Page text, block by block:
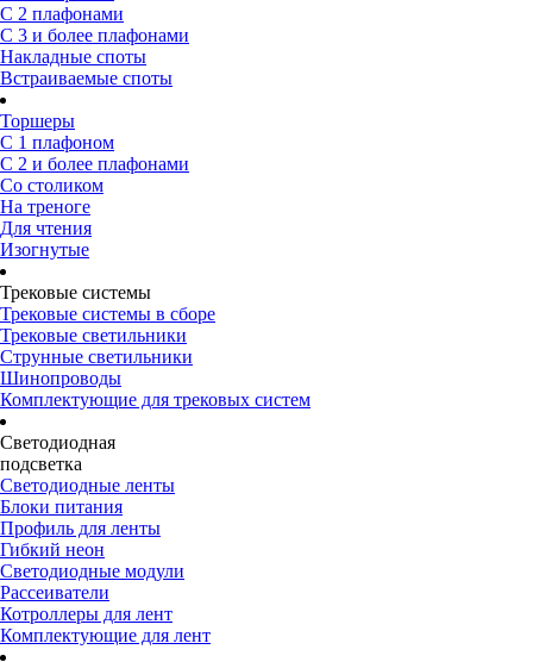
С 2 плафонами
С 3 и более плафонами
Накладные споты
Встраиваемые споты
Торшеры
С 1 плафоном
С 2 и более плафонами
Со столиком
На треноге
Для чтения
Изогнутые
Трековые системы
Трековые системы в сборе
Трековые светильники
Струнные светильники
Шинопроводы
Комплектующие для трековых систем
Светодиодная
подсветка
Светодиодные ленты
Блоки питания
Профиль для ленты
Гибкий неон
Светодиодные модули
Рассеиватели
Котроллеры для лент
Комплектующие для лент